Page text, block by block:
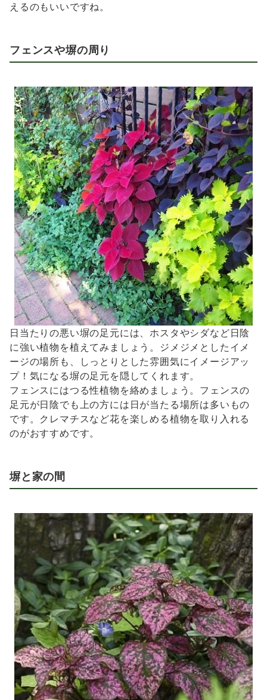
えるのもいいですね。
フェンスや塀の周り
日当たりの悪い塀の足元には、ホスタやシダなど日陰
に強い植物を植えてみましょう。ジメジメとしたイメ
ージの場所も、しっとりとした雰囲気にイメージアッ
プ！気になる塀の足元を隠してくれます。
フェンスにはつる性植物を絡めましょう。フェンスの
足元が日陰でも上の方には日が当たる場所は多いもの
です。クレマチスなど花を楽しめる植物を取り入れる
のがおすすめです。
塀と家の間